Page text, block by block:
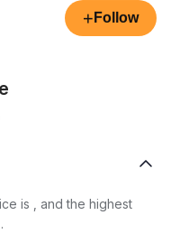
+ Follow
is , and the highest